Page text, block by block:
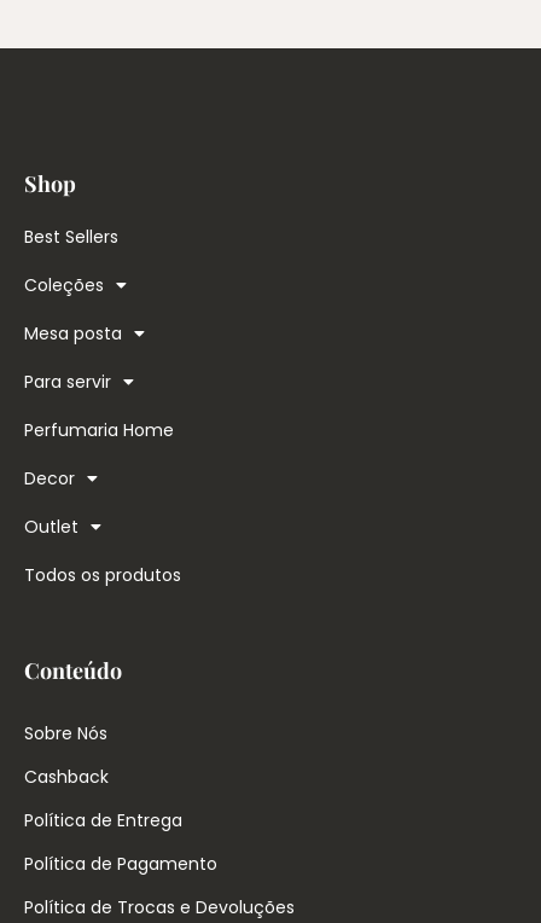
Shop
Best Sellers
Coleções
Mesa posta
Para servir
Perfumaria Home
Decor
Outlet
Todos os produtos
Conteúdo
Sobre Nós
Cashback
Política de Entrega
Política de Pagamento
Política de Trocas e Devoluções